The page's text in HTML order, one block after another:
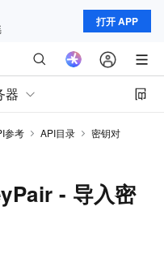
打开 APP
器
参考 API目录
密钥对
- 导入密